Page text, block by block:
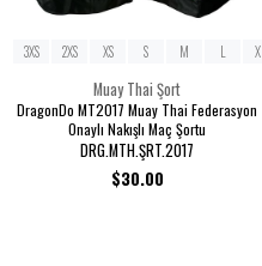
Muay Thai Şort
DragonDo MT2017 Muay Thai Federasyon
Onaylı Nakışlı Maç Şortu
DRG.MTH.ŞRT.2017
$30.00
3XS 2XS XS S M L XL